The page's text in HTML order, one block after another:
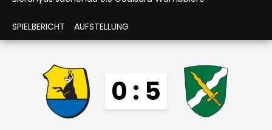
SPIELBERICHT AUFSTELLUNG
0 : 5